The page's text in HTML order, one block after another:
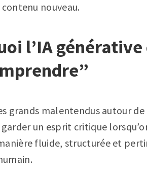
nouveau.
l’IA
grands malentendus autour
un esprit critique
fluide, structurée et